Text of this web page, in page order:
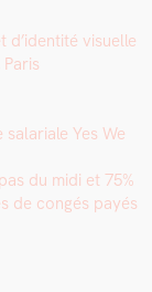
d’identité visuelle
Yes We
du midi et 75%
de con­gés payés